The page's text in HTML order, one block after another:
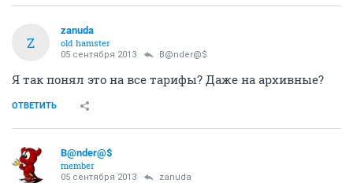
Z
zanuda
old hamster
05 сентября 2013 B@nder@$
Я так понял это на все тарифы? Даже на архивные?
ОТВЕТИТЬ
B@nder@$
member
05 сентября 2013 zanuda